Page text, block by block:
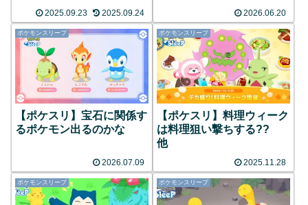
2025.09.23 2025.09.24 2026.06.20
ポケモンスリープ
【ポケスリ】宝石に関係す
るポケモン出るのかな
2026.07.09
ポケモンスリープ
【ポケスリ】料理ウィーク
は料理狙い撃ちする??
他
2025.11.28
ポケモンスリープ ポケモンスリープ